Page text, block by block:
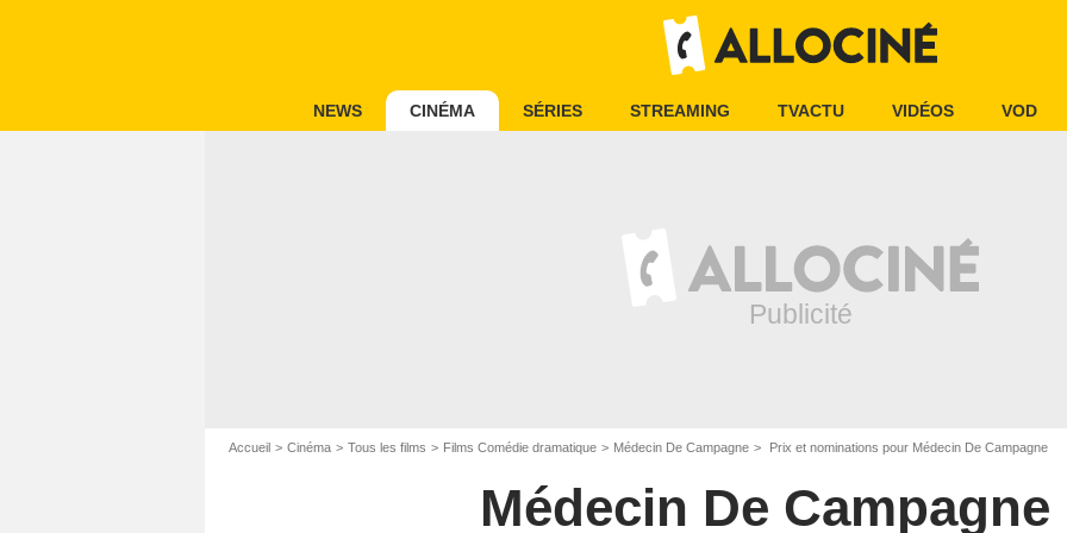
NEWS CINÉMA SÉRIES STREAMING TVACTU VIDÉOS VOD
Accueil Cinéma Tous les films Films Comédie dramatique Médecin De Campagne Prix et nominations pour Médecin De Campagne
Médecin De Campagne